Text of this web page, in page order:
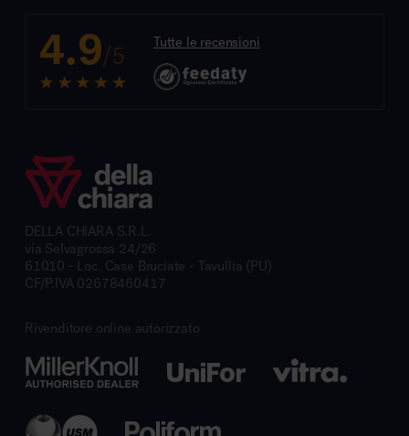
4.9/5 Tutte le recensioni
DELLA CHIARA S.R.L.
via Selvagrossa 24/26
61010 - Loc. Case Bruciate - Tavullia (PU)
CF/P.IVA 02678460417
Rivenditore online autorizzato